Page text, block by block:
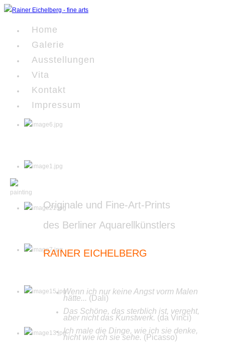
Home
Galerie
Ausstellungen
Vita
Kontakt
Impressum
Originale und Fine-Art-Prints
des Berliner Aquarellkünstlers
RAINER EICHELBERG
Wenn ich nur keine Angst vorm Malen
hätte... (Dali)
Das Schöne, das sterblich ist, vergeht,
aber nicht das Kunstwerk. (da Vinci)
Ich male die Dinge, wie ich sie denke,
nicht wie ich sie sehe. (Picasso)